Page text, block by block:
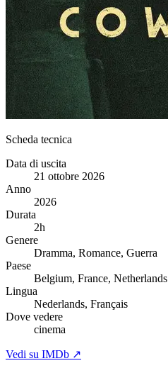
Scheda tecnica
Data di uscita
21 ottobre 2026
Anno
2026
Durata
2h
Genere
Dramma, Romance, Guerra
Paese
Belgium, France, Netherlands
Lingua
Nederlands, Français
Dove vedere
cinema
Vedi su IMDb ↗